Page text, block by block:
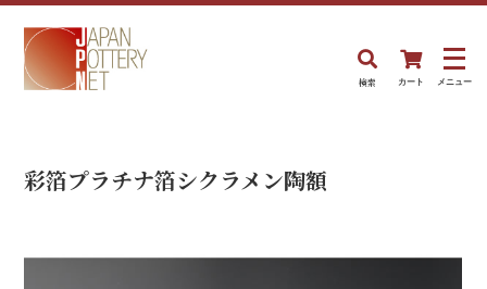
検索 カート メニュー
彩箔プラチナ箔シクラメン陶額